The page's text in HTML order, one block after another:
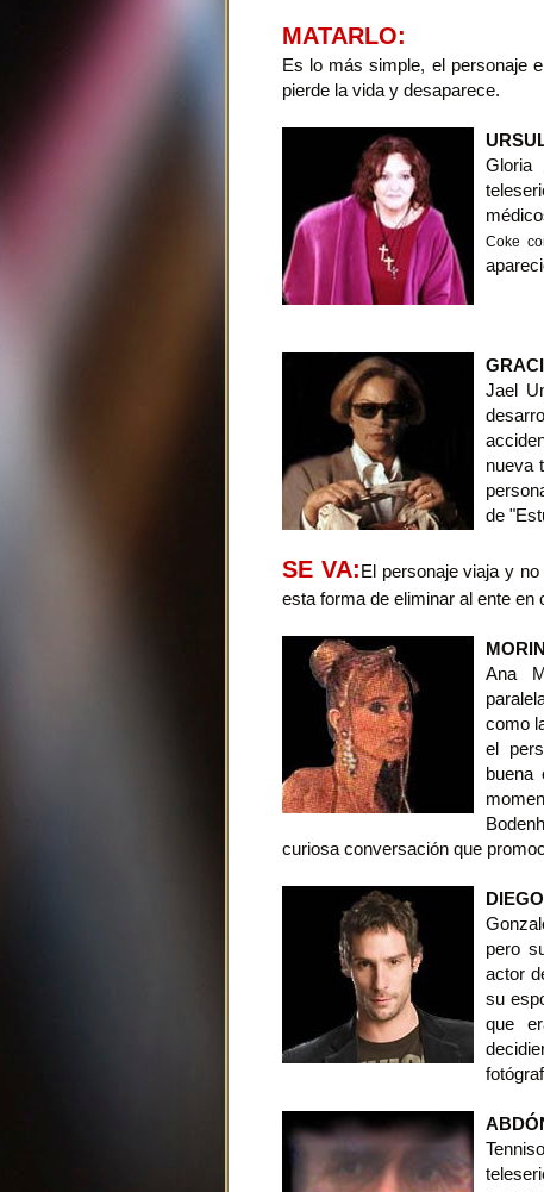
MATARLO:
Es lo más simple, el personaje
pierde la vida y desaparece.
Gloria
Coke
Jael
nueva
de
SE VA:El personaje viaja y
esta forma de eliminar al ente en
Ana
como
el
buena
curiosa conversación que
pero
actor
su
que